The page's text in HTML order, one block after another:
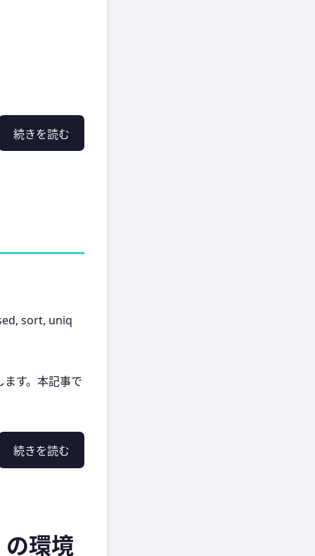
続きを読む
sort, uniq
す。本記事で
続きを読む
環境